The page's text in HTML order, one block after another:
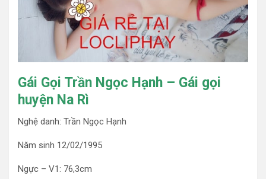
Gái Gọi Trần Ngọc Hạnh – Gái gọi
huyện Na Rì
Nghệ danh: Trần Ngọc Hạnh
Năm sinh 12/02/1995
Ngực – V1: 76,3cm